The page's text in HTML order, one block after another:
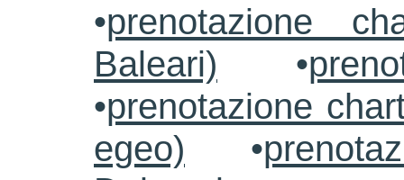
•prenotazione
Baleari) •
•prenotazione
egeo) •